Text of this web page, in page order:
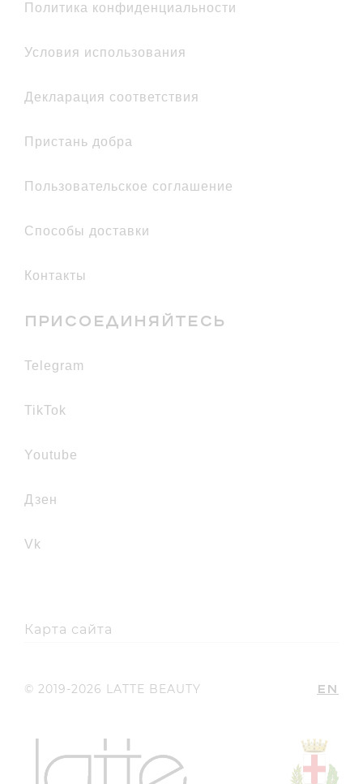
политика конфиденциальности
условия использования
декларация соответствия
Пристань добра
Пользовательское соглашение
Способы доставки
Контакты
ПРИСОЕДИНЯЙТЕСЬ
telegram
TikTok
youtube
дзен
vk
Карта сайта
© 2019-2026 LATTE BEAUTY EN